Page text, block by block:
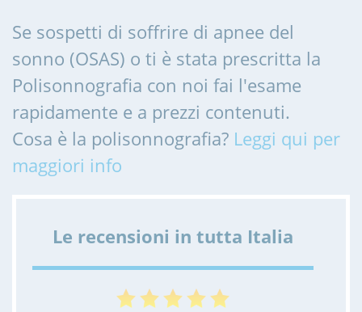
Se sospetti di soffrire di apnee del
sonno (OSAS) o ti è stata prescritta la
Polisonnografia con noi fai l'esame
rapidamente e a prezzi contenuti.
Cosa è la polisonnografia? Leggi qui per
maggiori info
Le recensioni in tutta Italia